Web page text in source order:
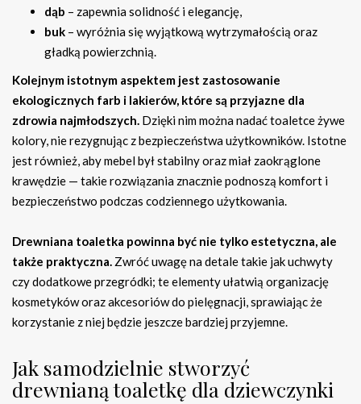
dąb – zapewnia solidność i elegancję,
buk – wyróżnia się wyjątkową wytrzymałością oraz
gładką powierzchnią.
Kolejnym istotnym aspektem jest zastosowanie
ekologicznych farb i lakierów, które są przyjazne dla
zdrowia najmłodszych. Dzięki nim można nadać toaletce żywe
kolory, nie rezygnując z bezpieczeństwa użytkowników. Istotne
jest również, aby mebel był stabilny oraz miał zaokrąglone
krawędzie — takie rozwiązania znacznie podnoszą komfort i
bezpieczeństwo podczas codziennego użytkowania.
Drewniana toaletka powinna być nie tylko estetyczna, ale
także praktyczna. Zwróć uwagę na detale takie jak uchwyty
czy dodatkowe przegródki; te elementy ułatwią organizację
kosmetyków oraz akcesoriów do pielęgnacji, sprawiając że
korzystanie z niej będzie jeszcze bardziej przyjemne.
Jak samodzielnie stworzyć
drewnianą toaletkę dla dziewczynki